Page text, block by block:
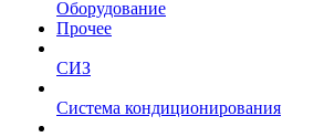
Оборудование
Прочее
СИЗ
Система кондиционирования